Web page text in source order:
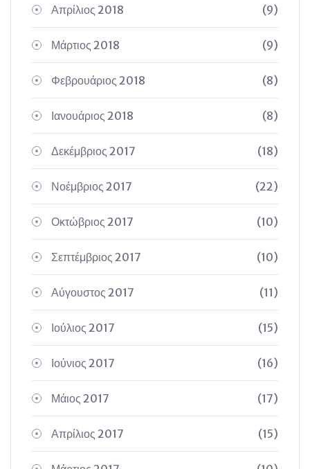
Απρίλιος 2018 (9)
Μάρτιος 2018 (9)
Φεβρουάριος 2018 (8)
Ιανουάριος 2018 (8)
Δεκέμβριος 2017 (18)
Νοέμβριος 2017 (22)
Οκτώβριος 2017 (10)
Σεπτέμβριος 2017 (10)
Αύγουστος 2017 (11)
Ιούλιος 2017 (15)
Ιούνιος 2017 (16)
Μάιος 2017 (17)
Απρίλιος 2017 (15)